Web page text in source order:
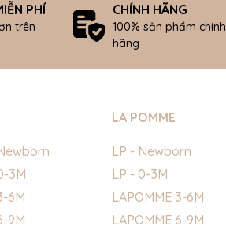
PHÍ
trên
CHÍNH HÃNG
100% sản phẩm chính
hãng
3M
6M
9M
LA POMME
LP - Newborn
LP - 0-3M
LAPOMME 3-6M
LAPOMME 6-9M